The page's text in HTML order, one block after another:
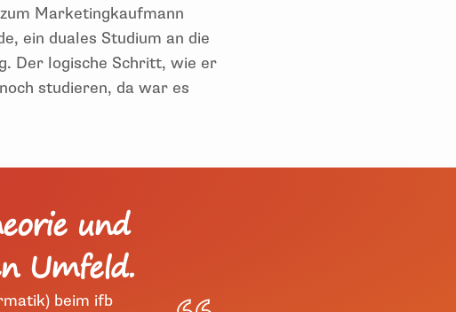
Marketingkaufmann
ein duales Studium an die
Der logische Schritt, wie er
studieren, da war es
und
Umfeld.
beim ifb